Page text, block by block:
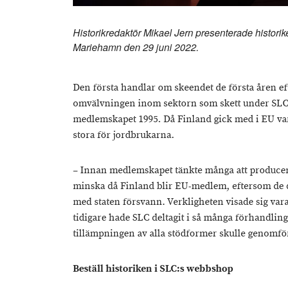
Historikredaktör Mikael Jern presenterade
Mariehamn den 29 juni 2022.
Den första handlar om skeendet de första åren
omvälvningen inom sektorn som skett under
medlemskapet 1995. Då Finland gick med i EU
stora för jordbrukarna.
– Innan medlemskapet tänkte många att
minska då Finland blir EU-medlem, eftersom
med staten försvann. Verkligheten visade sig
tidigare hade SLC deltagit i så många
tillämpningen av alla stödformer skulle
Beställ historiken i SLC:s webbshop